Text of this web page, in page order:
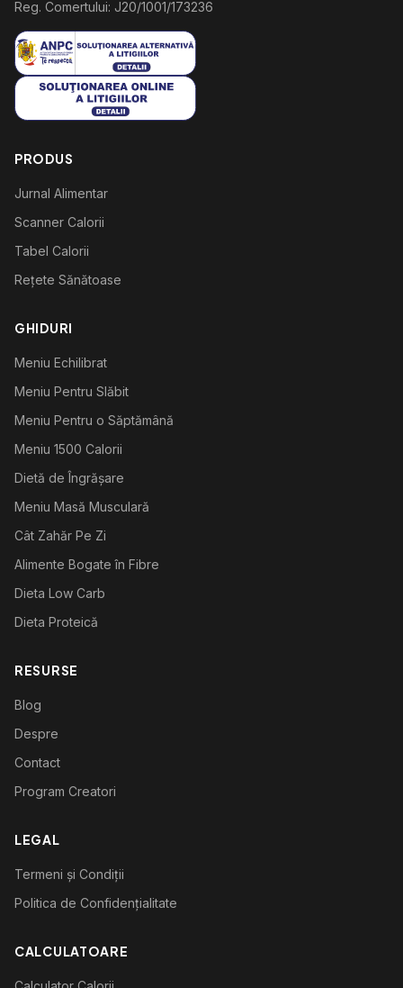
Reg. Comertului: J20/1001/173236
PRODUS
Jurnal Alimentar
Scanner Calorii
Tabel Calorii
Rețete Sănătoase
GHIDURI
Meniu Echilibrat
Meniu Pentru Slăbit
Meniu Pentru o Săptămână
Meniu 1500 Calorii
Dietă de Îngrășare
Meniu Masă Musculară
Cât Zahăr Pe Zi
Alimente Bogate în Fibre
Dieta Low Carb
Dieta Proteică
RESURSE
Blog
Despre
Contact
Program Creatori
LEGAL
Termeni și Condiții
Politica de Confidențialitate
CALCULATOARE